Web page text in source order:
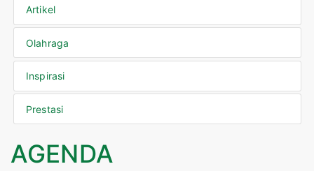
Artikel
Olahraga
Inspirasi
Prestasi
AGENDA